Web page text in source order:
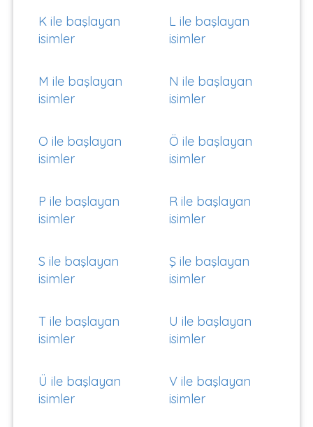
K ile başlayan
isimler
L ile başlayan
isimler
M ile başlayan
isimler
N ile başlayan
isimler
O ile başlayan
isimler
Ö ile başlayan
isimler
P ile başlayan
isimler
R ile başlayan
isimler
S ile başlayan
isimler
Ş ile başlayan
isimler
T ile başlayan
isimler
U ile başlayan
isimler
Ü ile başlayan
isimler
V ile başlayan
isimler